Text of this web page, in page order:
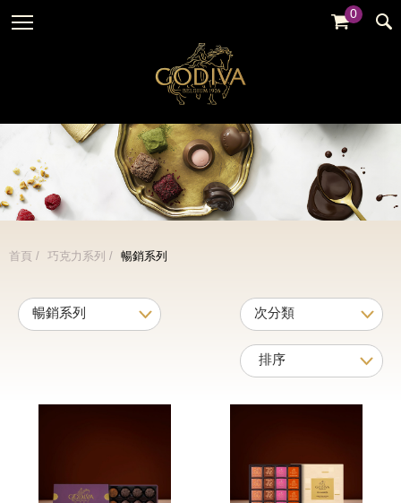
0
全部
品牌活動
全部
暢銷系列
金裝禮盒
松露禮盒
童趣系列
百年限定系列
全部
牛奶巧克力
白巧克力
綜合巧克力
婚禮系列
GODIVA故事
GODIVA品質承諾
GODIVA大師團隊
首頁 巧克力系列 暢銷系列